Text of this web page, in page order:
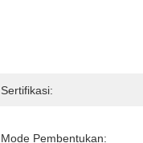
Sertifikasi:
Mode Pembentukan: